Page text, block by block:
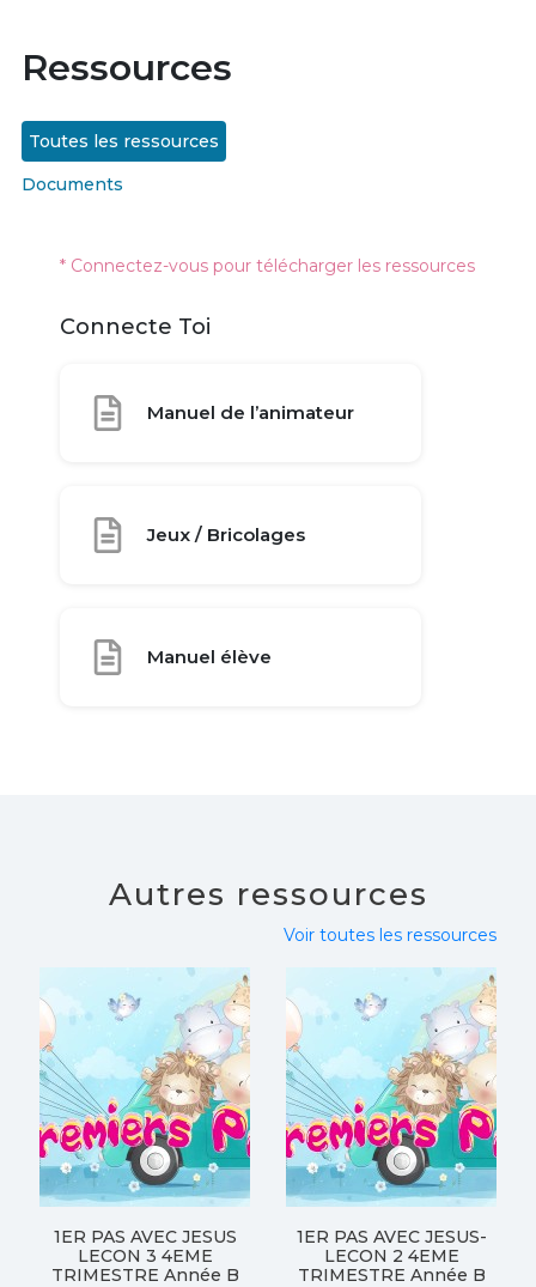
Ressources
Toutes les ressources
Documents
* Connectez-vous pour télécharger les ressources
Connecte Toi
Manuel de l’animateur
Jeux / Bricolages
Manuel élève
Autres ressources
Voir toutes les ressources
1ER PAS AVEC JESUS
LECON 3 4EME
TRIMESTRE Année B
1ER PAS AVEC JESUS-
LECON 2 4EME
TRIMESTRE Année B